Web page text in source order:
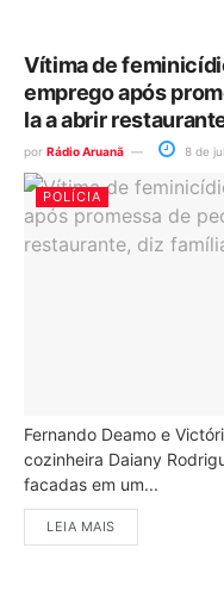
Vítima de
emprego após
la a abrir
por Rádio Aruanã 8 de
POLÍCIA
Fernando Deamo e
cozinheira Daiany
facadas em um...
LEIA MAIS